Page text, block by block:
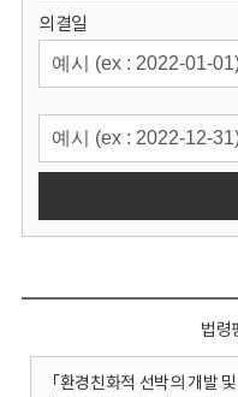
의결일
법령
「환경친화적 선박의 개발